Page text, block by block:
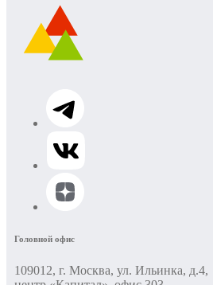
Головной офис
109012, г. Москва, ул. Ильинка, д.4,